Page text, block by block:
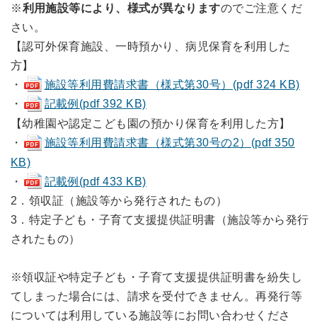
※利用施設等により、様式が異なりますのでご注意くだ
さい。
【認可外保育施設、一時預かり、病児保育を利用した
方】
・
施設等利用費請求書（様式第30号）(pdf 324 KB)
・
記載例(pdf 392 KB)
【幼稚園や認定こども園の預かり保育を利用した方】
・
施設等利用費請求書（様式第30号の2）(pdf 350
KB)
・
記載例(pdf 433 KB)
2．領収証（施設等から発行されたもの）
3．特定子ども・子育て支援提供証明書（施設等から発行
されたもの）
※領収証や特定子ども・子育て支援提供証明書を紛失し
てしまった場合には、請求を受付できません。再発行等
については利用している施設等にお問い合わせくださ